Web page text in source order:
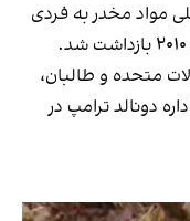
مواد مخدر به فردی
ایالات متحده و طالبان،
دونالد ترامپ در